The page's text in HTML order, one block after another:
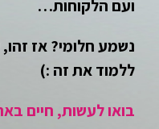
אז דמיינו לעצמכם
יותר עם סטרס,
התקשורת אפקטיבית
כמו עובדים עם כוחות
דמיינו איך זה